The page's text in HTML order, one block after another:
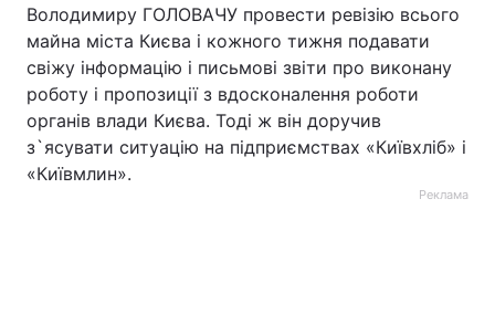
Володимиру ГОЛОВАЧУ провести ревізію всього
майна міста Києва і кожного тижня подавати
свіжу інформацію і письмові звіти про виконану
роботу і пропозиції з вдосконалення роботи
органів влади Києва. Тоді ж він доручив
з`ясувати ситуацію на підприємствах «Київхліб» і
«Київмлин».
Реклама